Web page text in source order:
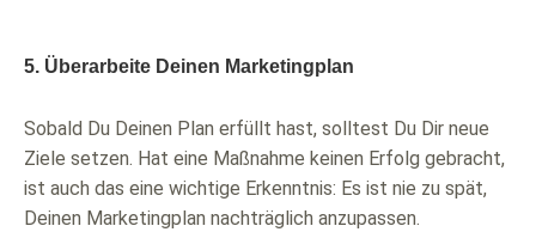
5. Überarbeite Deinen Marketingplan
Sobald Du Deinen Plan erfüllt hast, solltest Du Dir neue
Ziele setzen. Hat eine Maßnahme keinen Erfolg gebracht,
ist auch das eine wichtige Erkenntnis: Es ist nie zu spät,
Deinen Marketingplan nachträglich anzupassen.